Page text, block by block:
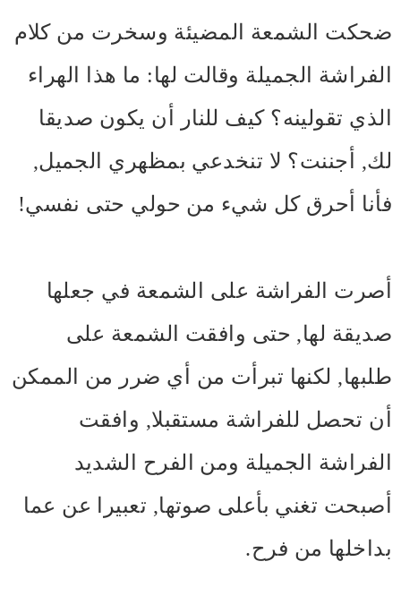
ضحكت الشمعة المضيئة وسخرت من كلام
الفراشة الجميلة وقالت لها: ما هذا الهراء
الذي تقولينه؟ كيف للنار أن يكون صديقا
لك, أجننت؟ لا تنخدعي بمظهري الجميل,
فأنا أحرق كل شيء من حولي حتى نفسي!
أصرت الفراشة على الشمعة في جعلها
صديقة لها, حتى وافقت الشمعة على
طلبها, لكنها تبرأت من أي ضرر من الممكن
أن تحصل للفراشة مستقبلا, وافقت
الفراشة الجميلة ومن الفرح الشديد
أصبحت تغني بأعلى صوتها, تعبيرا عن عما
بداخلها من فرح.